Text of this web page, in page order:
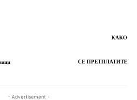
КАКО
СЕ ПРЕТПЛАТИТЕ
- Advertisement -